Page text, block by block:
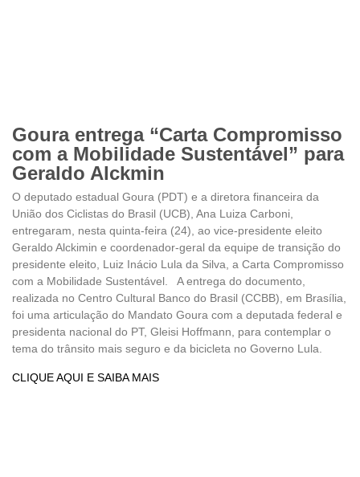
Goura entrega “Carta Compromisso
com a Mobilidade Sustentável” para
Geraldo Alckmin
O deputado estadual Goura (PDT) e a diretora financeira da
União dos Ciclistas do Brasil (UCB), Ana Luiza Carboni,
entregaram, nesta quinta-feira (24), ao vice-presidente eleito
Geraldo Alckimin e coordenador-geral da equipe de transição do
presidente eleito, Luiz Inácio Lula da Silva, a Carta Compromisso
com a Mobilidade Sustentável. A entrega do documento,
realizada no Centro Cultural Banco do Brasil (CCBB), em Brasília,
foi uma articulação do Mandato Goura com a deputada federal e
presidenta nacional do PT, Gleisi Hoffmann, para contemplar o
tema do trânsito mais seguro e da bicicleta no Governo Lula.
CLIQUE AQUI E SAIBA MAIS